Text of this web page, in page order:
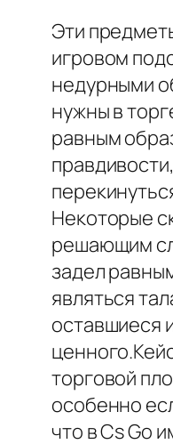
Эти
игровом
недурными
нужны в
равным
Некоторые
решающим
задел
являться
оставшиеся
торговой
особенно
что в Cs Go